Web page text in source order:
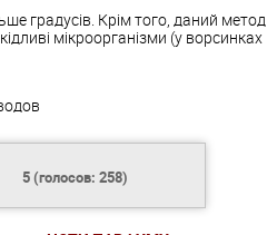
градусів. Крім того, даний метод
мікроорганізми (у ворсинках
5(голосов: 258)